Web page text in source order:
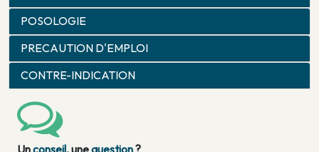
POSOLOGIE
PRECAUTION D'EMPLOI
CONTRE-INDICATION